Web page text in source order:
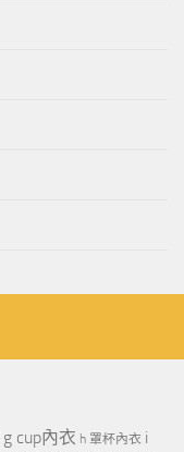
g cup內衣 h 罩杯內衣 i